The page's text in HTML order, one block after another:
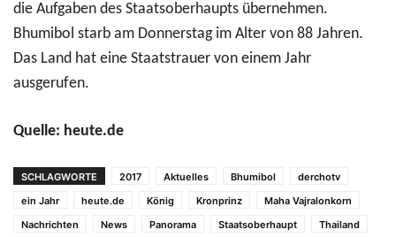
die Aufgaben des Staatsoberhaupts übernehmen.
Bhumibol starb am Donnerstag im Alter von 88 Jahren.
Das Land hat eine Staatstrauer von einem Jahr
ausgerufen.
Quelle: heute.de
SCHLAGWORTE 2017 Aktuelles Bhumibol
derchotv
ein Jahr
heute.de König Kronprinz
Maha Vajralonkorn
Nachrichten
News Panorama Staatsoberhaupt
Thailand